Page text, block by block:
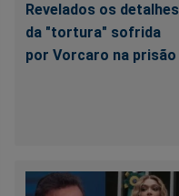
Revelados os detalhes
da "tortura" sofrida
por Vorcaro na prisão